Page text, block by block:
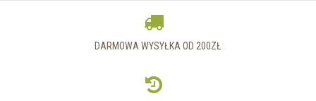
DARMOWA WYSYŁKA OD 200ZŁ